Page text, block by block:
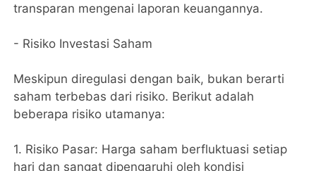
transparan mengenai laporan keuangannya.
- ​Risiko Investasi Saham
Meskipun diregulasi dengan baik, bukan berarti
saham terbebas dari risiko. Berikut adalah
beberapa risiko utamanya:
1. ​Risiko Pasar: Harga saham berfluktuasi setiap
hari dan sangat dipengaruhi oleh kondisi